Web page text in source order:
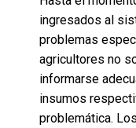
ingresados al
problemas
agricultores no
informarse
insumos
problemática.